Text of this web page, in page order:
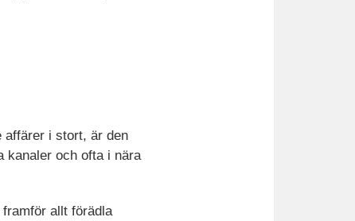
affärer i stort, är den
kanaler och ofta i nära
allt förädla